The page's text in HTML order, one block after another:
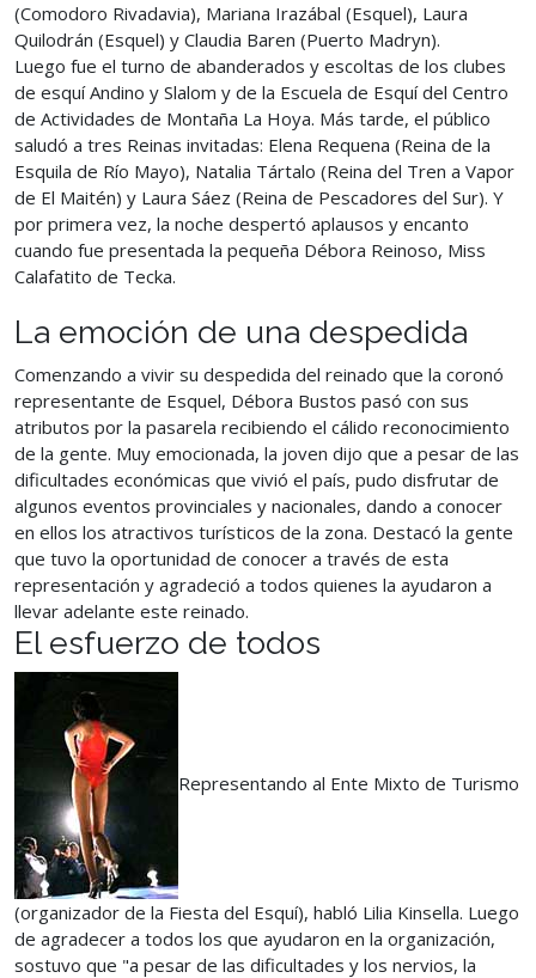
(Comodoro Rivadavia), Mariana Irazábal (Esquel), Laura
Quilodrán (Esquel) y Claudia Baren (Puerto Madryn).
Luego fue el turno de abanderados y escoltas de los clubes
de esquí Andino y Slalom y de la Escuela de Esquí del Centro
de Actividades de Montaña La Hoya. Más tarde, el público
saludó a tres Reinas invitadas: Elena Requena (Reina de la
Esquila de Río Mayo), Natalia Tártalo (Reina del Tren a Vapor
de El Maitén) y Laura Sáez (Reina de Pescadores del Sur). Y
por primera vez, la noche despertó aplausos y encanto
cuando fue presentada la pequeña Débora Reinoso, Miss
Calafatito de Tecka.
La emoción de una despedida
Comenzando a vivir su despedida del reinado que la coronó
representante de Esquel, Débora Bustos pasó con sus
atributos por la pasarela recibiendo el cálido reconocimiento
de la gente. Muy emocionada, la joven dijo que a pesar de las
dificultades económicas que vivió el país, pudo disfrutar de
algunos eventos provinciales y nacionales, dando a conocer
en ellos los atractivos turísticos de la zona. Destacó la gente
que tuvo la oportunidad de conocer a través de esta
representación y agradeció a todos quienes la ayudaron a
llevar adelante este reinado.
El esfuerzo de todos
Representando al Ente Mixto de Turismo
(organizador de la Fiesta del Esquí), habló Lilia Kinsella. Luego
de agradecer a todos los que ayudaron en la organización,
sostuvo que "a pesar de las dificultades y los nervios, la